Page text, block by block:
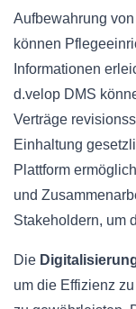
Aufbewahrung
können
Informationen
d.velop DMS
Verträge
Einhaltung
Plattform
und
Stakeholdern, um
Die
um die Effizienz